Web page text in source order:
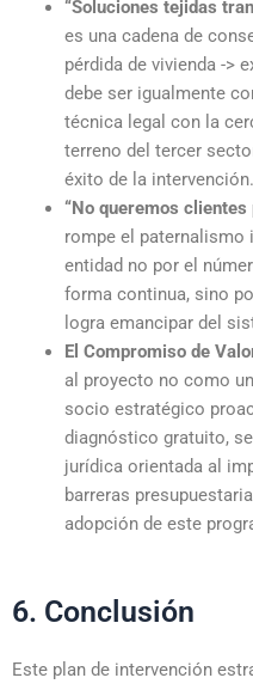
“Soluciones tejidas
es una cadena de
pérdida de vivienda ->
debe ser igualmente
técnica legal con la
terreno del tercer
éxito de la intervención.
“No queremos clientes
rompe el paternalismo
entidad no por el
forma continua, sino
logra emancipar del
El Compromiso de
al proyecto no como
socio estratégico
diagnóstico gratuito,
jurídica orientada al
barreras
adopción de este
6. Conclusión
Este plan de intervención